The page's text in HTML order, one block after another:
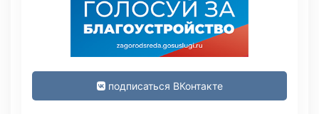
подписаться ВКонтакте